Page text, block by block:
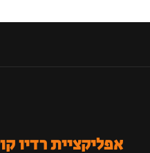
אפליקציית רדיו